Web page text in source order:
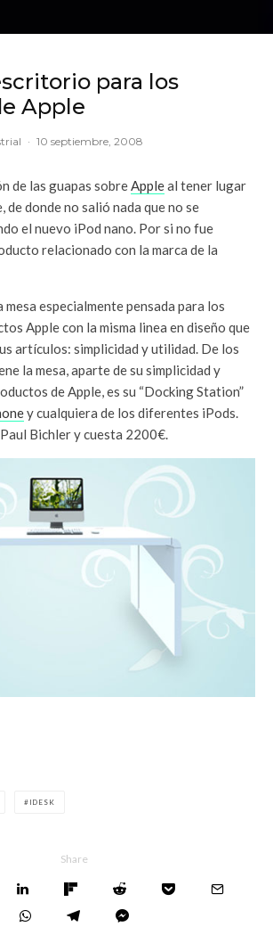
para los
Apple
· 10 septiembre, 2008
de las guapas sobreAppleal tener lugar
de donde no salió nada que no se
el nuevo iPod nano. Por si no fue
relacionado con la marca de la
mesa especialmente pensada para los
Apple con la misma linea en diseño que
artículos: simplicidad y utilidad. De los
la mesa, aparte de su simplicidad y
de Apple, es su “Docking Station”
y cualquiera de los diferentes iPods.
Bichler y cuesta 2200€.
IDESK
Share